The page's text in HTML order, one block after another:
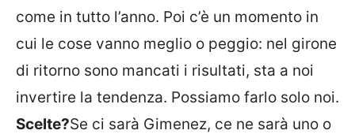
come in tutto l’anno. Poi c’è un momento in
cui le cose vanno meglio o peggio: nel girone
di ritorno sono mancati i risultati, sta a noi
invertire la tendenza. Possiamo farlo solo noi.
Scelte?Se ci sarà Gimenez, ce ne sarà uno o